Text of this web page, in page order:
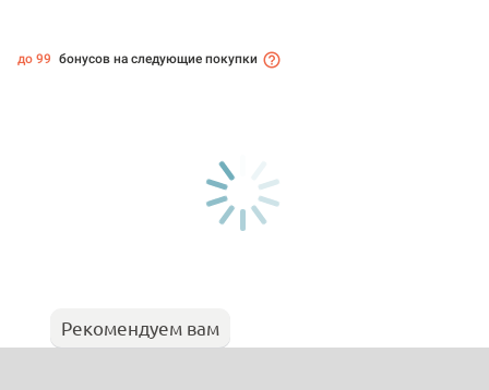
до 99 бонусов на следующие покупки
Рекомендуем вам